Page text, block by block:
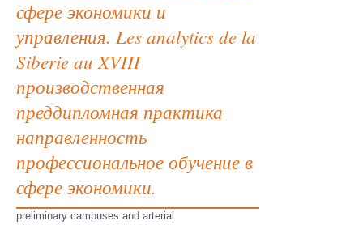
сфере экономики и
управления. Les analytics de la
Siberie au XVIII
производственная
преддипломная практика
направленность
профессиональное обучение в
сфере экономики.
preliminary campuses and arterial